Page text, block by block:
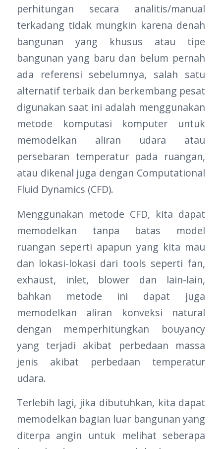
perhitungan secara analitis/manual
terkadang tidak mungkin karena denah
bangunan yang khusus atau tipe
bangunan yang baru dan belum pernah
ada referensi sebelumnya, salah satu
alternatif terbaik dan berkembang pesat
digunakan saat ini adalah menggunakan
metode komputasi komputer untuk
memodelkan aliran udara atau
persebaran temperatur pada ruangan,
atau dikenal juga dengan Computational
Fluid Dynamics (CFD).
Menggunakan metode CFD, kita dapat
memodelkan tanpa batas model
ruangan seperti apapun yang kita mau
dan lokasi-lokasi dari tools seperti fan,
exhaust, inlet, blower dan lain-lain,
bahkan metode ini dapat juga
memodelkan aliran konveksi natural
dengan memperhitungkan bouyancy
yang terjadi akibat perbedaan massa
jenis akibat perbedaan temperatur
udara.
Terlebih lagi, jika dibutuhkan, kita dapat
memodelkan bagian luar bangunan yang
diterpa angin untuk melihat seberapa